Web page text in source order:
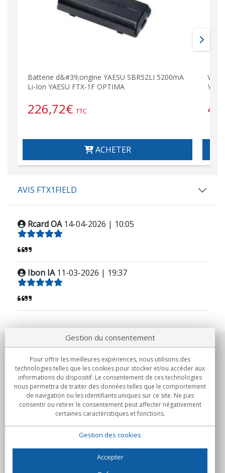
Batterie d&#39;origine YAESU SBR52LI 5200mA
Li-Ion YAESU FTX-1F OPTIMA
226,72€ TTC
ACHETER
AVIS FTX1FIELD
Rcard OA 14-04-2026 | 10:05
Ibon IA 11-03-2026 | 19:37
Notre société
Engagements
Achats
Gestion du consentement
Pour offrir les meilleures expériences, nous utilisons des
technologies telles que les cookies pour stocker et/ou accéder aux
informations du dispositif. Le consentement de ces technologies
nous permettra de traiter des données telles que le comportement
de navigation ou les identifiants uniques sur ce site. Ne pas
consentir ou retirer le consentement peut affecter négativement
certaines caractéristiques et fonctions.
Gestion des cookies
Accepter